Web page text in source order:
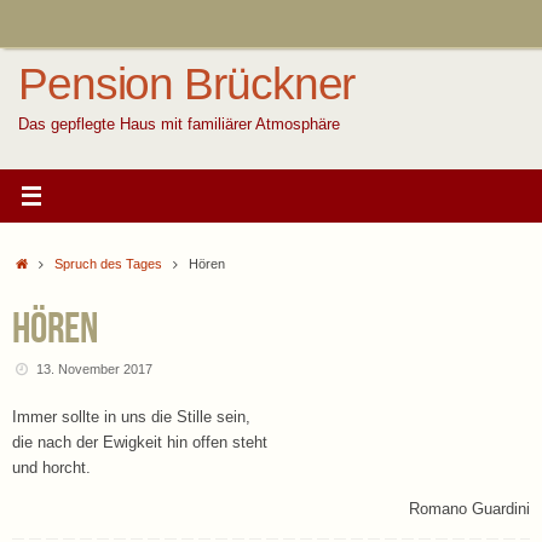
Pension Brückner
Das gepflegte Haus mit familiärer Atmosphäre
StartSpruch des Tages Hören
Hören
13. November 2017
Immer sollte in uns die Stille sein,
die nach der Ewigkeit hin offen steht
und horcht.
Romano Guardini